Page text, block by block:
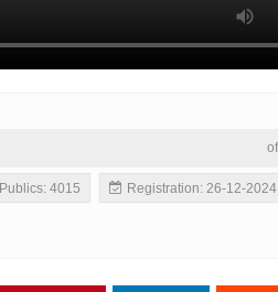
Publics: 4015 Registration: 26-12-2024